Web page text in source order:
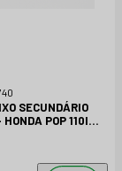
SECUNDÁRIO
POP 110I